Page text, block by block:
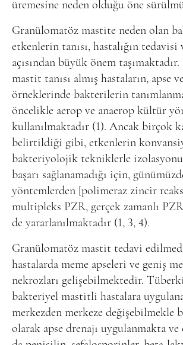
üremesine neden olduğu öne
Granülomatöz mastite neden olan
etkenlerin tanısı, hastalığın
açısından büyük önem
mastit tanısı almış hastaların, apse
örneklerinde bakterilerin
öncelikle aerop ve anaerop kültür
kullanılmaktadır (1). Ancak birçok
belirtildiği gibi, etkenlerin
bakteriyolojik tekniklerle
başarı sağlanamadığı için,
yöntemlerden [polimeraz zincir
multipleks PZR, gerçek zamanlı
de yararlanılmaktadır (1, 3, 4).
Granülomatöz mastit tedavi
hastalarda meme apseleri ve geniş
nekrozları gelişebilmektedir.
bakteriyel mastitli hastalara
merkezden merkeze değişebilmekle
olarak apse drenajı uygulanmakta